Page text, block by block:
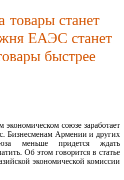
товары станет
ЕАЭС станет
быстрее
союзе заработает
Бизнесменам Армении и других
меньше придется ждать
Об этом говорится в статье
экономической комиссии